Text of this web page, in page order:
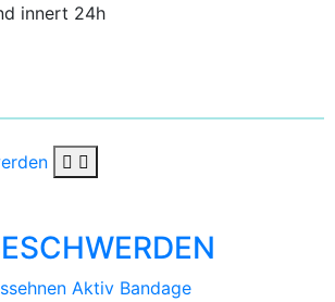
innert 24h
Aktiv Bandage